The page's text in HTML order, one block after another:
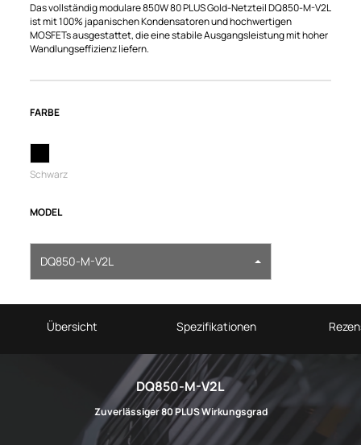
Das vollständig modulare 850W 80 PLUS Gold-Netzteil DQ850-M-V2L
ist mit 100% japanischen Kondensatoren und hochwertigen
MOSFETs ausgestattet, die eine stabile Ausgangsleistung mit hoher
Wandlungseffizienz liefern.
FARBE
Schwarz
MODEL
DQ850-M-V2L
Übersicht Spezifikationen
DQ850-M-V2L
Zuverlässiger 80 PLUS Wirkungsgrad